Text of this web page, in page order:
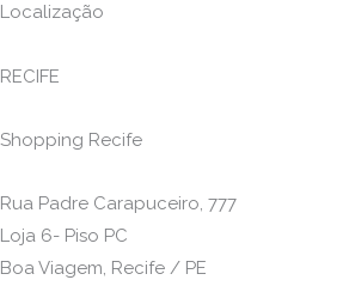
Localização
RECIFE
Shopping Recife
Rua Padre Carapuceiro, 777
Loja 6- Piso PC
Boa Viagem, Recife / PE